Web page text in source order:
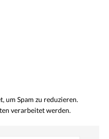
um Spam zu reduzieren.
verarbeitet werden.